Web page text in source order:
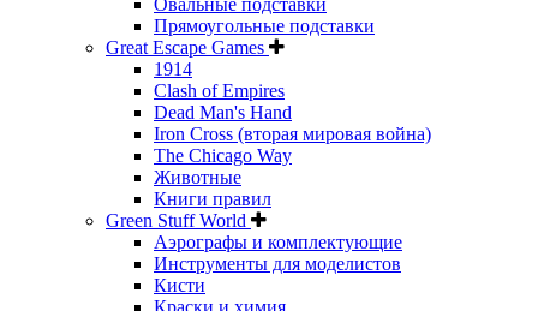
Овальные подставки
Прямоугольные подставки
Great Escape Games
1914
Clash of Empires
Dead Man's Hand
Iron Cross (вторая мировая война)
The Chicago Way
Животные
Книги правил
Green Stuff World
Аэрографы и комплектующие
Инструменты для моделистов
Кисти
Краски и химия